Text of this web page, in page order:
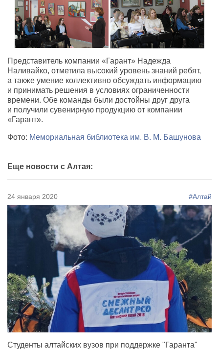
Представитель компании «Гарант» Надежда
Наливайко, отметила высокий уровень знаний ребят,
а также умение коллективно обсуждать информацию
и принимать решения в условиях ограниченности
времени. Обе команды были достойны друг друга
и получили сувенирную продукцию от компании
«Гарант».
Фото: Мемориальная библиотека им. В. М. Башунова
Еще новости с Алтая:
24 января 2020 #Алтай
Студенты алтайских вузов при поддержке "Гаранта"